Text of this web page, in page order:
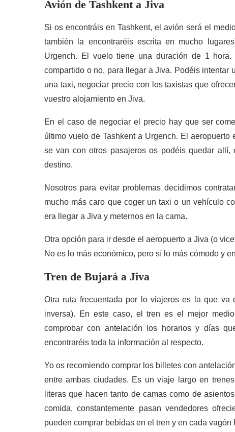
Avión de Tashkent a Jiva
Si os encontráis en Tashkent, el avión será el
también la encontraréis escrita en mucho
Urgench. El vuelo tiene una duración de 1
compartido o no, para llegar a Jiva. Podéis
una taxi, negociar precio con los taxistas que
vuestro alojamiento en Jiva.
En el caso de negociar el precio hay que ser
último vuelo de Tashkent a Urgench. El
se van con otros pasajeros os podéis quedar
destino.
Nosotros para evitar problemas decidimos
mucho más caro que coger un taxi o un vehículo
era llegar a Jiva y meternos en la cama.
Otra opción para ir desde el aeropuerto a Jiva (o
No es lo más económico, pero sí lo más cómodo y
Tren de Bujará a Jiva
Otra ruta frecuentada por lo viajeros es la que
inversa). En este caso, el tren es el mejor
comprobar con antelación los horarios y días
encontraréis toda la información al respecto.
Yo os recomiendo comprar los billetes con
entre ambas ciudades. Es un viaje largo en
literas que hacen tanto de camas como de
comida, constantemente pasan vendedores
pueden comprar bebidas en el tren y en cada